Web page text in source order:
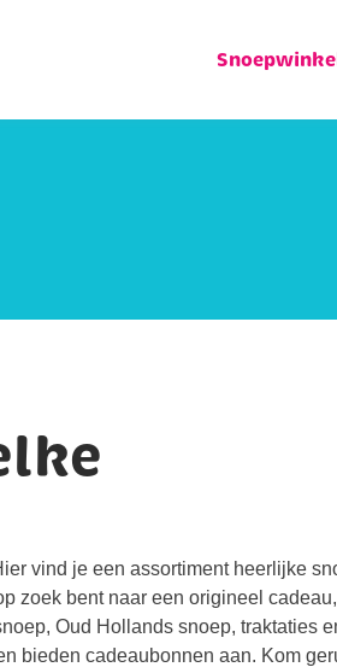
vind je een assortiment heerlijke
zoek bent naar een origineel
Oud Hollands snoep, traktaties
bieden cadeaubonnen aan. Kom